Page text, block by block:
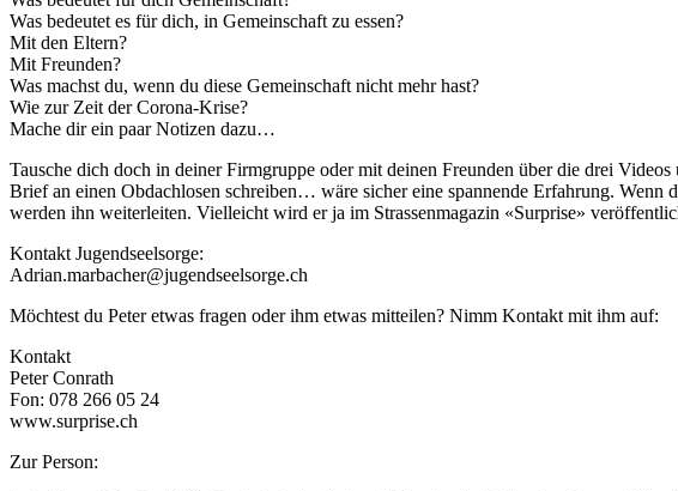
Was bedeutet es für dich, in Gemeinschaft zu essen?
Mit den Eltern?
Mit Freunden?
Was machst du, wenn du diese Gemeinschaft nicht mehr hast?
Wie zur Zeit der Corona-Krise?
Mache dir ein paar Notizen dazu…
Tausche dich doch in deiner Firmgruppe oder mit deinen Freunden über die drei
Brief an einen Obdachlosen schreiben… wäre sicher eine spannende Erfahrung. Wenn
werden ihn weiterleiten. Vielleicht wird er ja im Strassenmagazin «Surprise»
Kontakt Jugendseelsorge:
Adrian.marbacher@jugendseelsorge.ch
Möchtest du Peter etwas fragen oder ihm etwas mitteilen? Nimm Kontakt mit ihm auf:
Kontakt
Peter Conrath
Fon: 078 266 05 24
www.surprise.ch
Zur Person: